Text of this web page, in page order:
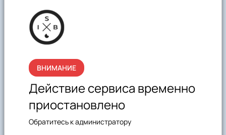
ВНИМАНИЕ
Действие сервиса временно
приостановлено
Обратитесь к администратору